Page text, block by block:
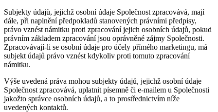
Subjekty údajů, jejichž osobní údaje Společnost zpracovává, mají
dále, při naplnění předpokladů stanovených právními předpisy,
právo vznést námitku proti zpracování jejich osobních údajů, pokud
právním základem zpracování jsou oprávněné zájmy Společnosti.
Zpracovávají-li se osobní údaje pro účely přímého marketingu, má
subjekt údajů právo vznést kdykoliv proti tomuto zpracování
námitku.
Výše uvedená práva mohou subjekty údajů, jejichž osobní údaje
Společnost zpracovává, uplatnit písemně či e-mailem u Společnosti
jakožto správce osobních údajů, a to prostřednictvím níže
uvedených kontaktů.